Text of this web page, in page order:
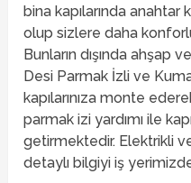
bina kapılarında anahtar
olup sizlere daha
Bunların dışında ahşap
Desi Parmak İzli ve
kapılarınıza monte
parmak izi yardımı ile
getirmektedir. Elektrikli
detaylı bilgiyi iş